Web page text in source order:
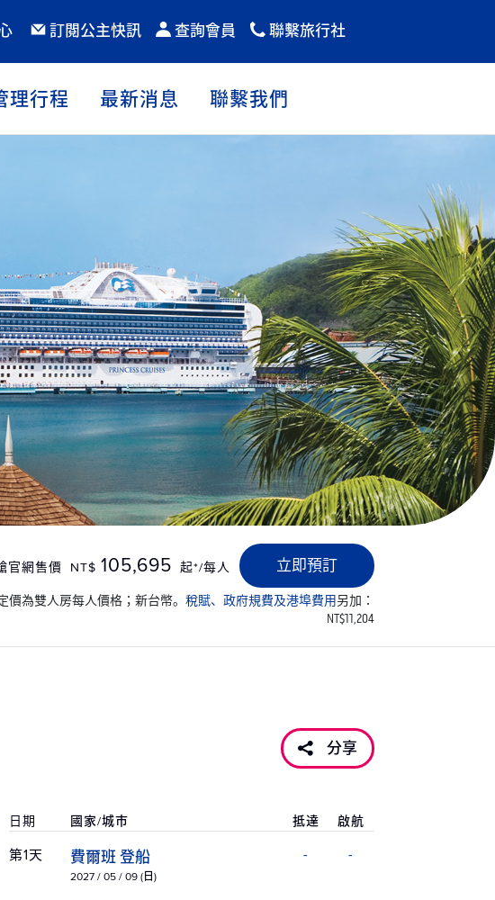
訂閱公主快訊 查詢會員 聯繫旅行社
理行程 最新消息 聯繫我們
官網售價 NT$ 105,695 起*/每人 立即預訂
價為雙人房每人價格；新台幣。 稅賦、政府規費及港埠費用另加：
NT$11,204
分享
日期 國家/城市 抵達 啟航
第1天 費爾班 登船
2027 / 05 / 09 (日)
- -